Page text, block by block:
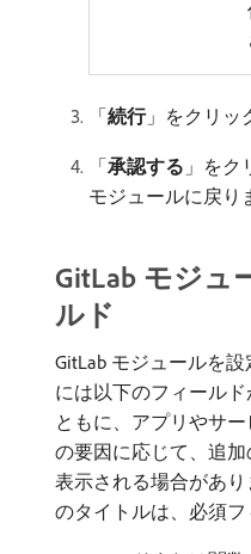
「続行」をクリッ
「承認する 」をク
モジュールに戻り
GitLab モジュ
ルド
GitLab モジュールを設
には以下のフィール
ともに、アプリやサ
の要因に応じて、追
表示される場合があ
のタイトルは、必須フ